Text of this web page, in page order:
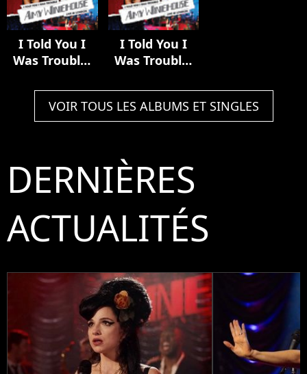
I Told You I
Was Trouble:
I Told You I
Was Trouble:
VOIR TOUS LES ALBUMS ET SINGLES
DERNIÈRES
ACTUALITÉS